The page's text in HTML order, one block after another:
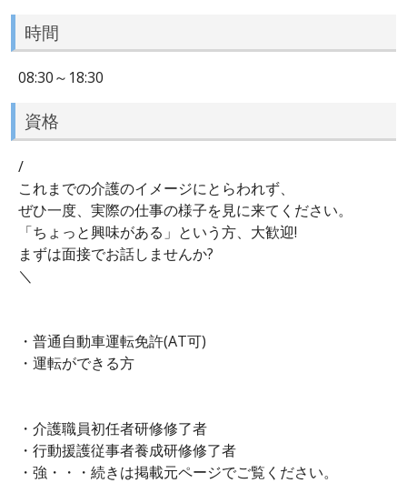
時間
08:30～18:30
資格
/
これまでの介護のイメージにとらわれず、
ぜひ一度、実際の仕事の様子を見に来てください。
「ちょっと興味がある」という方、大歓迎!
まずは面接でお話しませんか?
＼
・普通自動車運転免許(AT可)
・運転ができる方
・介護職員初任者研修修了者
・行動援護従事者養成研修修了者
・強・・・続きは掲載元ページでご覧ください。